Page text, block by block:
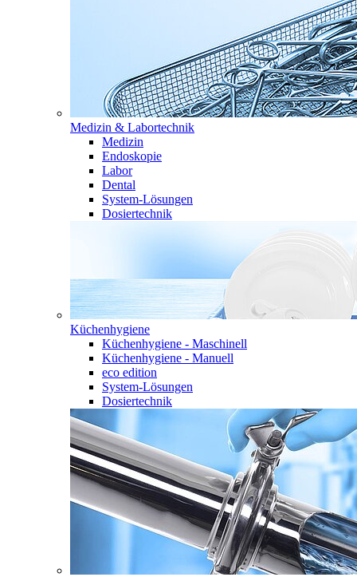
Medizin & Labortechnik
Medizin
Endoskopie
Labor
Dental
System-Lösungen
Dosiertechnik
Küchenhygiene
Küchenhygiene - Maschinell
Küchenhygiene - Manuell
eco edition
System-Lösungen
Dosiertechnik